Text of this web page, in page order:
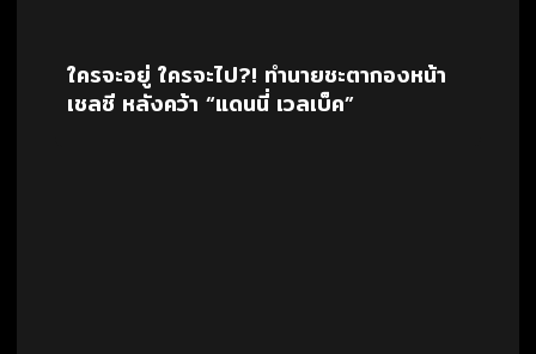
ใครจะอยู่ ใครจะไป?! ทำนายชะตากองหน้า
เชลซี หลังคว้า “แดนนี่ เวลเบ็ค”